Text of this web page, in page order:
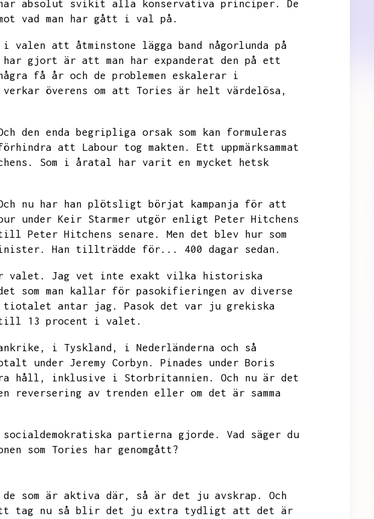
absolut svikit alla konservativa principer.
De
vad man har gått i val på.
att åtminstone lägga band någorlunda på
har gjort är att man har expanderat den på ett
få år och de problemen eskalerar i
överens om att Tories är helt värdelösa,
den enda begripliga orsak som kan formuleras
att Labour tog makten.
Ett uppmärksammat
Som i åratal har varit en mycket hetsk
nu har han plötsligt börjat kampanja för att
under Keir Starmer utgör enligt Peter Hitchens
till Peter Hitchens senare.
Men det blev hur som
Han tillträdde för... 400 dagar sedan.
valet.
Jag vet inte exakt vilka historiska
som man kallar för pasokifieringen av diverse
tiotalet antar
jag.
Pasok det var ju grekiska
13 procent i valet.
i Tyskland,
i Nederländerna och så
under Jeremy Corbyn.
Pinades under Boris
håll, inklusive i Storbritannien.
Och nu är det
reversering av trenden eller om det är samma
partierna gjorde.
Vad säger du
som Tories har genomgått?
de som är aktiva där, så är det ju avskrap.
Och
tag nu så blir det ju extra tydligt att det är